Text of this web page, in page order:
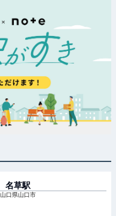
名草駅
山口県山口市